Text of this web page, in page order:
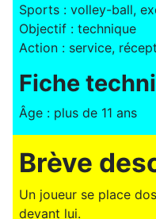
Sports : volley-ball,
Objectif : technique
Action : service,
Fiche
Âge : plus de 11 ans
Brève
Un joueur se place
devant lui.